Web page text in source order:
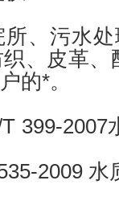
、污水
、皮革
的*。
399-
2009